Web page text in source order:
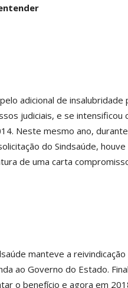
adicional de
judiciais, e se intensificou
Neste mesmo ano,
do Sindsaúde,
de uma carta
manteve a
ao Governo do Estado.
o benefício e agora em